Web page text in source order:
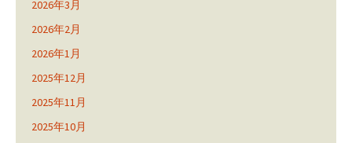
2026年3月
2026年2月
2026年1月
2025年12月
2025年11月
2025年10月